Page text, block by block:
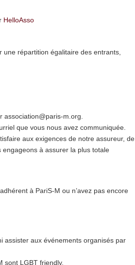
HelloAsso
une répartition égalitaire des entrants,
m.org.
que vous nous avez communiquée.
aux exigences de notre assureur, de
à assurer la plus totale
à PariS-M ou n’avez pas encore
assister aux événements organisés par
sont LGBT friendly.